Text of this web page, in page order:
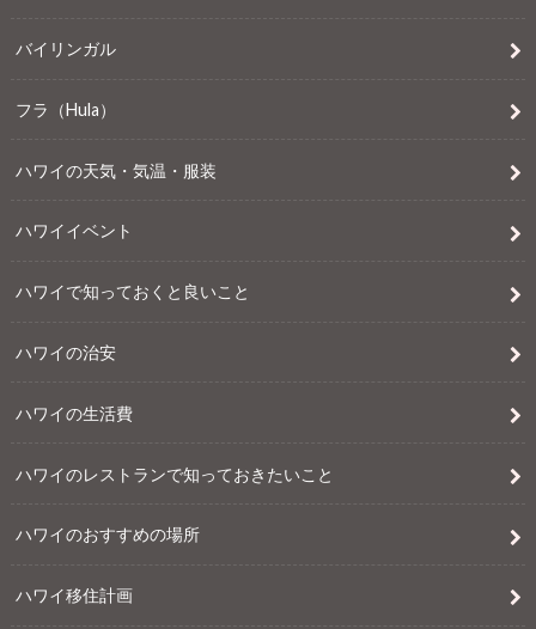
バイリンガル
フラ（Hula）
ハワイの天気・気温・服装
ハワイイベント
ハワイで知っておくと良いこと
ハワイの治安
ハワイの生活費
ハワイのレストランで知っておきたいこと
ハワイのおすすめの場所
ハワイ移住計画